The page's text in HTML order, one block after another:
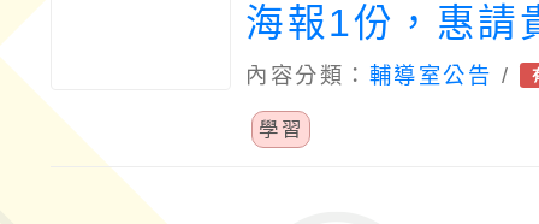
海報1份，惠請
校)運用多元管
內容分類： 輔導室公告 /
學習